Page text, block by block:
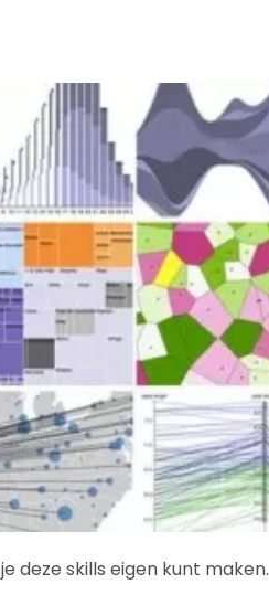
deze skills eigen kunt maken.